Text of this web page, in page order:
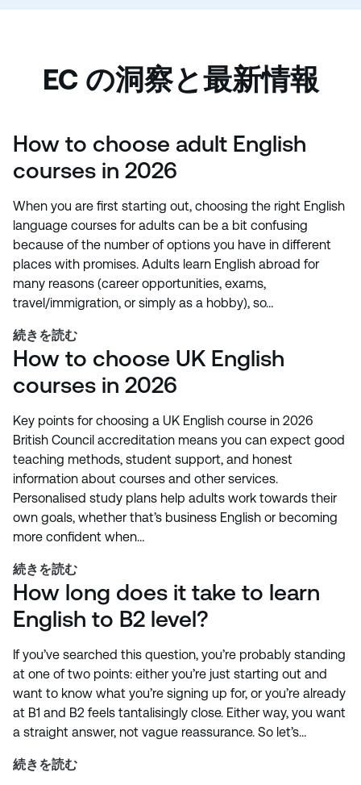
EC の洞察と最新情報
How to choose adult English
courses in 2026
When you are first starting out, choosing the right English
language courses for adults can be a bit confusing
because of the number of options you have in different
places with promises. Adults learn English abroad for
many reasons (career opportunities, exams,
travel/immigration, or simply as a hobby), so…
続きを読む
How to choose UK English
courses in 2026
Key points for choosing a UK English course in 2026
British Council accreditation means you can expect good
teaching methods, student support, and honest
information about courses and other services.
Personalised study plans help adults work towards their
own goals, whether that’s business English or becoming
more confident when…
続きを読む
How long does it take to learn
English to B2 level?
If you’ve searched this question, you’re probably standing
at one of two points: either you’re just starting out and
want to know what you’re signing up for, or you’re already
at B1 and B2 feels tantalisingly close. Either way, you want
a straight answer, not vague reassurance. So let’s…
続きを読む